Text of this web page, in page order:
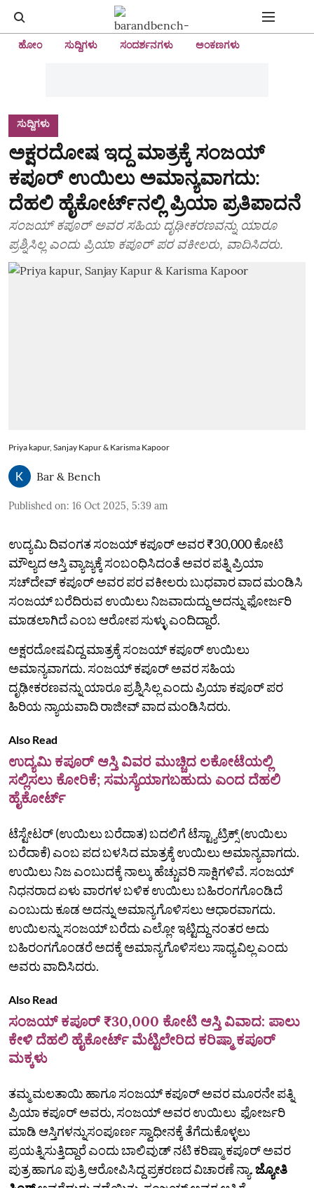
ಹೋಂ ಸುದ್ದಿಗಳು ಸಂದರ್ಶನಗಳು ಅಂಕಣಗಳು
ಸುದ್ದಿಗಳು
ಅಕ್ಷರದೋಷ ಇದ್ದ ಮಾತ್ರಕ್ಕೆ ಸಂಜಯ್
ಕಪೂರ್ ಉಯಿಲು ಅಮಾನ್ಯವಾಗದು:
ದೆಹಲಿ ಹೈಕೋರ್ಟ್‌ನಲ್ಲಿ ಪ್ರಿಯಾ ಪ್ರತಿಪಾದನೆ
ಸಂಜಯ್ ಕಪೂರ್ ಅವರ ಸಹಿಯ ದೃಢೀಕರಣವನ್ನು ಯಾರೂ
ಪ್ರಶ್ನಿಸಿಲ್ಲ ಎಂದು ಪ್ರಿಯಾ ಕಪೂರ್ ಪರ ವಕೀಲರು, ವಾದಿಸಿದರು.
Priya kapur, Sanjay Kapur & Karisma Kapoor
Bar & Bench
Published on: 16 Oct 2025, 5:39 am
ಉದ್ಯಮಿ ದಿವಂಗತ ಸಂಜಯ್ ಕಪೂರ್ ಅವರ ₹30,000 ಕೋಟಿ
ಮೌಲ್ಯದ ಆಸ್ತಿ ವ್ಯಾಜ್ಯಕ್ಕೆ ಸಂಬಂಧಿಸಿದಂತೆ ಅವರ ಪತ್ನಿ ಪ್ರಿಯಾ
ಸಚ್‌ದೇವ್‌ ಕಪೂರ್‌ ಅವರ ಪರ ವಕೀಲರು ಬುಧವಾರ ವಾದ ಮಂಡಿಸಿ
ಸಂಜಯ್‌ ಬರೆದಿರುವ ಉಯಿಲು ನಿಜವಾದುದ್ದು ಅದನ್ನು ಫೋರ್ಜರಿ
ಮಾಡಲಾಗಿದೆ ಎಂಬ ಆರೋಪ ಸುಳ್ಳು ಎಂದಿದ್ದಾರೆ.
ಅಕ್ಷರದೋಷವಿದ್ದ ಮಾತ್ರಕ್ಕೆ ಸಂಜಯ್ ಕಪೂರ್ ಉಯಿಲು
ಅಮಾನ್ಯವಾಗದು. ಸಂಜಯ್ ಕಪೂರ್ ಅವರ ಸಹಿಯ
ದೃಢೀಕರಣವನ್ನು ಯಾರೂ ಪ್ರಶ್ನಿಸಿಲ್ಲ ಎಂದು ಪ್ರಿಯಾ ಕಪೂರ್ ಪರ
ಹಿರಿಯ ನ್ಯಾಯವಾದಿ ರಾಜೀವ್‌ ವಾದ ಮಂಡಿಸಿದರು.
Also Read
ಉದ್ಯಮಿ ಕಪೂರ್ ಆಸ್ತಿ ವಿವರ ಮುಚ್ಚಿದ ಲಕೋಟೆಯಲ್ಲಿ
ಸಲ್ಲಿಸಲು ಕೋರಿಕೆ; ಸಮಸ್ಯೆಯಾಗಬಹುದು ಎಂದ ದೆಹಲಿ
ಹೈಕೋರ್ಟ್
ಟೆಸ್ಟೇಟರ್ (ಉಯಿಲು ಬರೆದಾತ) ಬದಲಿಗೆ ಟೆಸ್ಟ್ಯಾಟ್ರಿಕ್ಸ್ (ಉಯಿಲು
ಬರೆದಾಕೆ) ಎಂಬ ಪದ ಬಳಸಿದ ಮಾತ್ರಕ್ಕೆ ಉಯಿಲು ಅಮಾನ್ಯವಾಗದು.
ಉಯಿಲು ನಿಜ ಎಂಬುದಕ್ಕೆ ನಾಲ್ಕು ಹೆಚ್ಚುವರಿ ಸಾಕ್ಷಿಗಳಿವೆ. ಸಂಜಯ್‌
ನಿಧನರಾದ ಏಳು ವಾರಗಳ ಬಳಿಕ ಉಯಿಲು ಬಹಿರಂಗಗೊಂಡಿದೆ
ಎಂಬುದು ಕೂಡ ಅದನ್ನು ಅಮಾನ್ಯಗೊಳಿಸಲು ಆಧಾರವಾಗದು.
ಉಯಿಲನ್ನು ಸಂಜಯ್‌ ಬರೆದು ಎಲ್ಲೋ ಇಟ್ಟಿದ್ದು ನಂತರ ಅದು
ಬಹಿರಂಗಗೊಂಡರೆ ಅದಕ್ಕೆ ಅಮಾನ್ಯಗೊಳಿಸಲು ಸಾಧ್ಯವಿಲ್ಲ ಎಂದು
ಅವರು ವಾದಿಸಿದರು.
Also Read
ಸಂಜಯ್ ಕಪೂರ್ ₹30,000 ಕೋಟಿ ಆಸ್ತಿ ವಿವಾದ: ಪಾಲು
ಕೇಳಿ ದೆಹಲಿ ಹೈಕೋರ್ಟ್ ಮೆಟ್ಟಿಲೇರಿದ ಕರಿಷ್ಮಾ ಕಪೂರ್
ಮಕ್ಕಳು
ತಮ್ಮ ಮಲತಾಯಿ ಹಾಗೂ ಸಂಜಯ್‌ ಕಪೂರ್‌ ಅವರ ಮೂರನೇ ಪತ್ನಿ
ಪ್ರಿಯಾ ಕಪೂರ್ ಅವರು, ಸಂಜಯ್ ಅವರ ಉಯಿಲು ಫೋರ್ಜರಿ
ಮಾಡಿ ಆಸ್ತಿಗಳನ್ನುಸಂಪೂರ್ಣ ಸ್ವಾಧೀನಕ್ಕೆ ತೆಗೆದುಕೊಳ್ಳಲು
ಪ್ರಯತ್ನಿಸುತ್ತಿದ್ದಾರೆ ಎಂದು ಬಾಲಿವುಡ್‌ ನಟಿ ಕರಿಷ್ಮಾ ಕಪೂರ್ ಅವರ
ಪುತ್ರ ಹಾಗೂ ಪುತ್ರಿ ಆರೋಪಿಸಿದ್ದ ಪ್ರಕರಣದ ವಿಚಾರಣೆ ನ್ಯಾ.ಜ್ಯೋತಿ